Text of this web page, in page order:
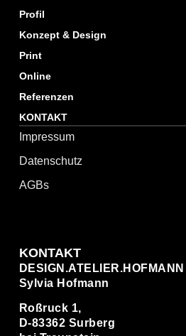
Profil
Konzept & Design
Print
Online
Referenzen
KONTAKT
Impressum
Datenschutz
AGBs
KONTAKT
DESIGN.ATELIER.HOFMANN
Sylvia Hofmann
Roßruck 1,
D-83362 Surberg